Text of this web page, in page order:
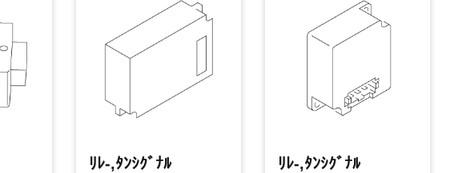
ﾘﾚ-,ﾀﾝｼｸﾞﾅﾙ ﾘﾚ-,ﾀﾝｼｸﾞﾅﾙ